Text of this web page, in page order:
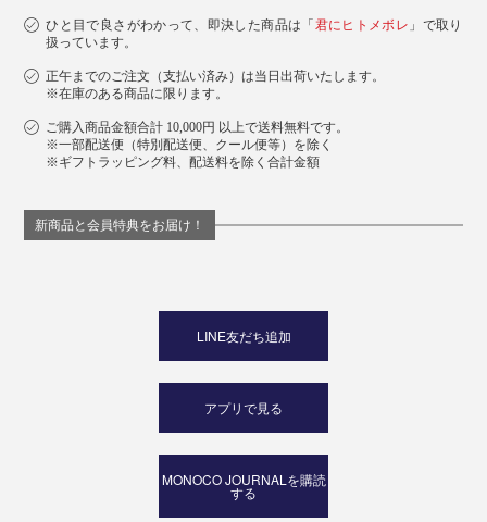
ひと目で良さがわかって、即決した商品は「 君にヒトメボレ 」で取り
扱っています。
正午までのご注文（支払い済み）は当日出荷いたします。
※在庫のある商品に限ります。
ご購入商品金額合計 10,000円 以上で送料無料です。
※一部配送便（特別配送便、クール便等）を除く
※ギフトラッピング料、配送料を除く合計金額
新商品と会員特典をお届け！
LINE友だち追加
アプリで見る
MONOCO JOURNALを購読
する